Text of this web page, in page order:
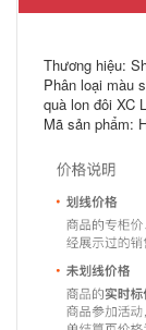
Thương hiệu:
Phân loại màu
quà lon đôi XC
Mã sản phẩm: